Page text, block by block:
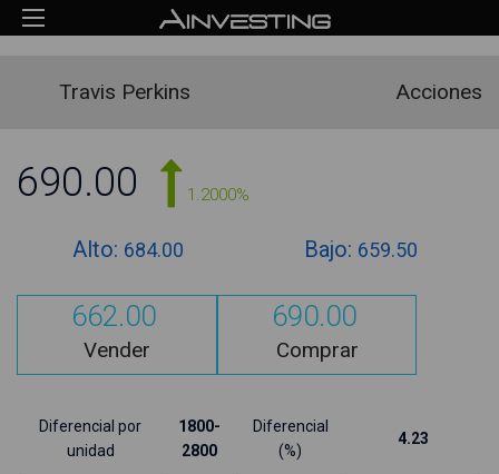
Travis Perkins Acciones
690.00 1.2000%
Alto: 684.00 Bajo: 659.50
662.00
Vender
690.00
Comprar
Diferencial por
unidad
1800-
2800
Diferencial
(%)
4.23